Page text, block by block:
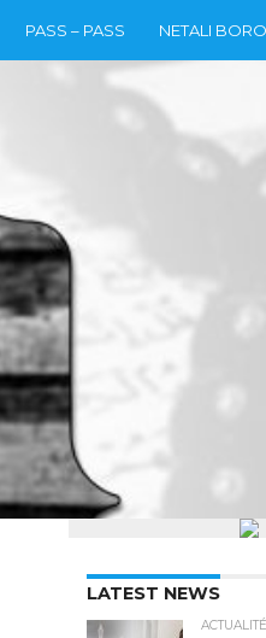
PASS – PASS NETALI
LATEST NEWS